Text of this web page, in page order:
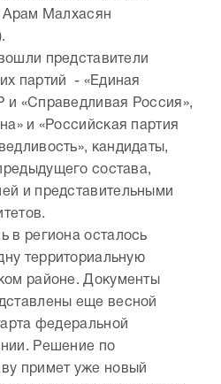
Арам Малхасян
представители
партий - «Единая
«Справедливая Россия»,
и «Российская партия
кандидаты,
состава,
и представительными
в региона осталось
территориальную
районе. Документы
еще весной
федеральной
Решение по
примет уже новый